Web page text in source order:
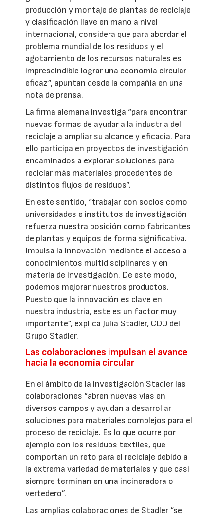
producción y montaje de plantas de reciclaje
y clasificación llave en mano a nivel
internacional, considera que para abordar el
problema mundial de los residuos y el
agotamiento de los recursos naturales es
imprescindible lograr una economía circular
eficaz”, apuntan desde la compañía en una
nota de prensa.
La firma alemana investiga “para encontrar
nuevas formas de ayudar a la industria del
reciclaje a ampliar su alcance y eficacia. Para
ello participa en proyectos de investigación
encaminados a explorar soluciones para
reciclar más materiales procedentes de
distintos flujos de residuos”.
En este sentido, “trabajar con socios como
universidades e institutos de investigación
refuerza nuestra posición como fabricantes
de plantas y equipos de forma significativa.
Impulsa la innovación mediante el acceso a
conocimientos multidisciplinares y en
materia de investigación. De este modo,
podemos mejorar nuestros productos.
Puesto que la innovación es clave en
nuestra industria, este es un factor muy
importante”, explica Julia Stadler, CDO del
Grupo Stadler.
Las colaboraciones impulsan el avance
hacia la economía circular
En el ámbito de la investigación Stadler las
colaboraciones “abren nuevas vías en
diversos campos y ayudan a desarrollar
soluciones para materiales complejos para el
proceso de reciclaje. Es lo que ocurre por
ejemplo con los residuos textiles, que
comportan un reto para el reciclaje debido a
la extrema variedad de materiales y que casi
siempre terminan en una incineradora o
vertedero”.
Las amplias colaboraciones de Stadler “se